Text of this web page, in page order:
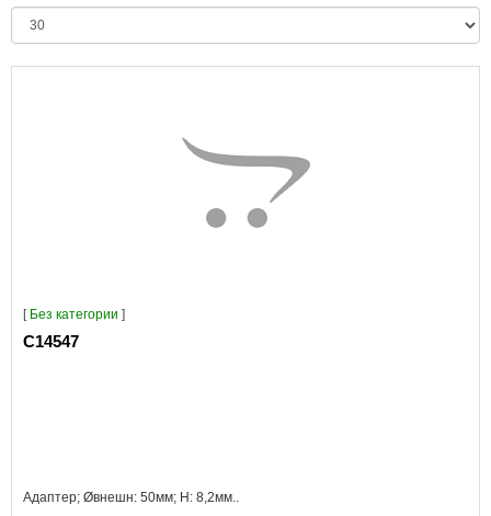
[ Без категории ]
C14547
Адаптер; Øвнешн: 50мм; H: 8,2мм..